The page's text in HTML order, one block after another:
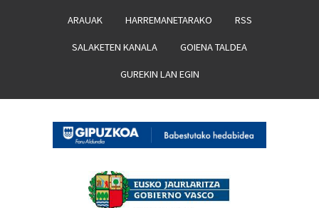
ARAUAK HARREMANETARAKO RSS
SALAKETEN KANALA GOIENA TALDEA
GUREKIN LAN EGIN